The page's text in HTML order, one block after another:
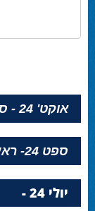
אוקט' 24 - סוכות
ספט 24- ראש השנה -
יולי 24 -